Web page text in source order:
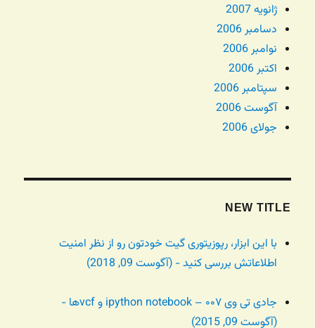
ژانویه 2007
دسامبر 2006
نوامبر 2006
اکتبر 2006
سپتامبر 2006
آگوست 2006
جولای 2006
NEW TITLE
با این ابزار، رپوزیتوری گیت خودتون رو از نظر امنیت
اطلاعاتش بررسی کنید - (آگوست 09, 2018)
جادی تی وی ۰۰۷ – ipython notebook و vcfها -
(آگوست 09, 2015)